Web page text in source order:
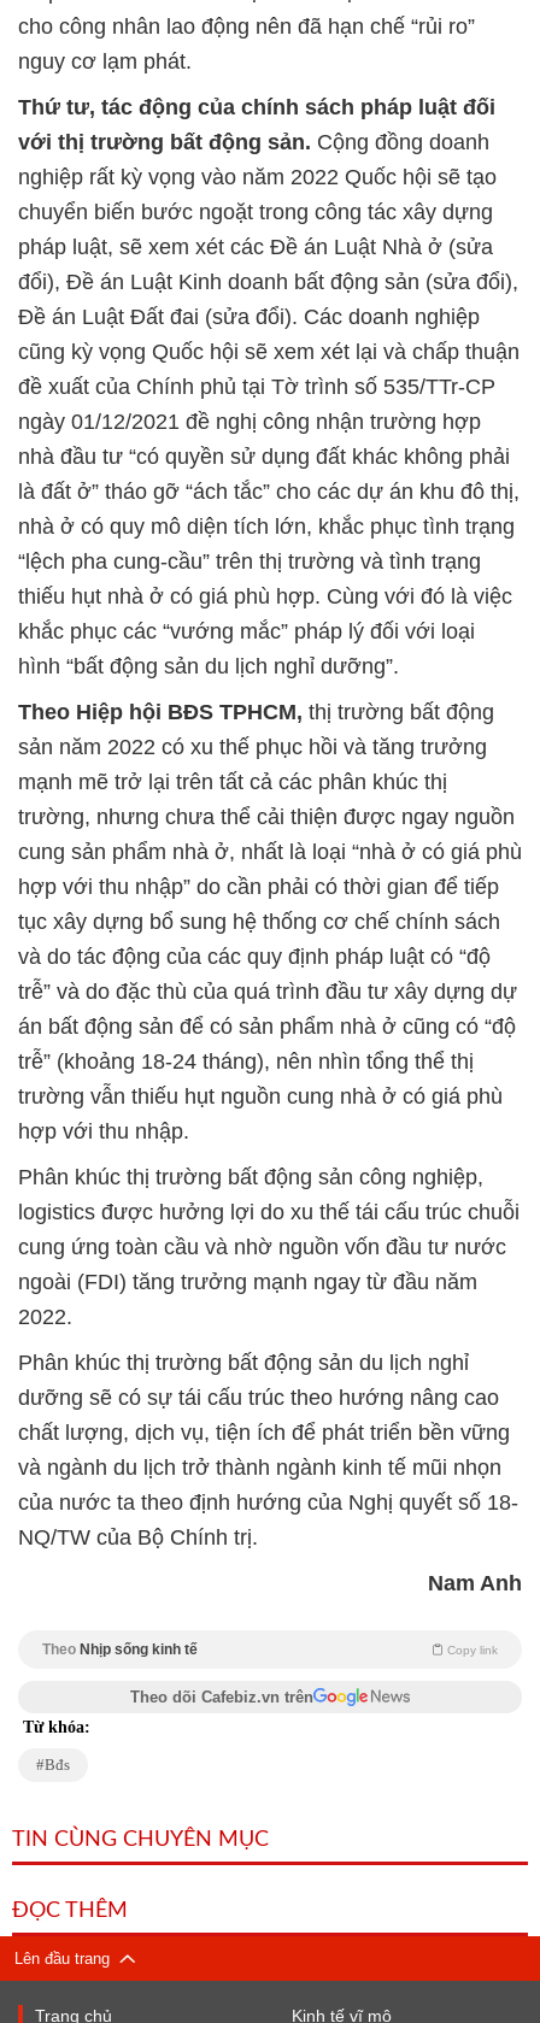
cho công nhân lao động nên đã hạn chế “rủi ro”
nguy cơ lạm phát.
Thứ tư, tác động của chính sách pháp luật đối
với thị trường bất động sản. Cộng đồng doanh
nghiệp rất kỳ vọng vào năm 2022 Quốc hội sẽ tạo
chuyển biến bước ngoặt trong công tác xây dựng
pháp luật, sẽ xem xét các Đề án Luật Nhà ở (sửa
đổi), Đề án Luật Kinh doanh bất động sản (sửa đổi),
Đề án Luật Đất đai (sửa đổi). Các doanh nghiệp
cũng kỳ vọng Quốc hội sẽ xem xét lại và chấp thuận
đề xuất của Chính phủ tại Tờ trình số 535/TTr-CP
ngày 01/12/2021 đề nghị công nhận trường hợp
nhà đầu tư “có quyền sử dụng đất khác không phải
là đất ở” tháo gỡ “ách tắc” cho các dự án khu đô thị,
nhà ở có quy mô diện tích lớn, khắc phục tình trạng
“lệch pha cung-cầu” trên thị trường và tình trạng
thiếu hụt nhà ở có giá phù hợp. Cùng với đó là việc
khắc phục các “vướng mắc” pháp lý đối với loại
hình “bất động sản du lịch nghỉ dưỡng”.
Theo Hiệp hội BĐS TPHCM, thị trường bất động
sản năm 2022 có xu thế phục hồi và tăng trưởng
mạnh mẽ trở lại trên tất cả các phân khúc thị
trường, nhưng chưa thể cải thiện được ngay nguồn
cung sản phẩm nhà ở, nhất là loại “nhà ở có giá phù
hợp với thu nhập” do cần phải có thời gian để tiếp
tục xây dựng bổ sung hệ thống cơ chế chính sách
và do tác động của các quy định pháp luật có “độ
trễ” và do đặc thù của quá trình đầu tư xây dựng dự
án bất động sản để có sản phẩm nhà ở cũng có “độ
trễ” (khoảng 18-24 tháng), nên nhìn tổng thể thị
trường vẫn thiếu hụt nguồn cung nhà ở có giá phù
hợp với thu nhập.
Phân khúc thị trường bất động sản công nghiệp,
logistics được hưởng lợi do xu thế tái cấu trúc chuỗi
cung ứng toàn cầu và nhờ nguồn vốn đầu tư nước
ngoài (FDI) tăng trưởng mạnh ngay từ đầu năm
2022.
Phân khúc thị trường bất động sản du lịch nghỉ
dưỡng sẽ có sự tái cấu trúc theo hướng nâng cao
chất lượng, dịch vụ, tiện ích để phát triển bền vững
và ngành du lịch trở thành ngành kinh tế mũi nhọn
của nước ta theo định hướng của Nghị quyết số 18-
NQ/TW của Bộ Chính trị.
Nam Anh
Theo Nhịp sống kinh tế Copy link
Theo dõi Cafebiz.vn trên
Từ khóa:
Bđs
TIN CÙNG CHUYÊN MỤC
ĐỌC THÊM
Lên đầu trang
Trang chủ Kinh tế vĩ mô